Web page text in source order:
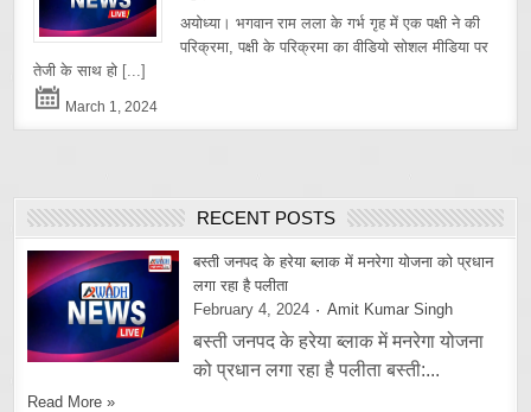
अयोध्या। भगवान राम लला के गर्भ गृह में एक पक्षी ने की
परिक्रमा, पक्षी के परिक्रमा का वीडियो सोशल मीडिया पर
तेजी के साथ हो [...]
March 1, 2024
RECENT POSTS
बस्ती जनपद के हरेया ब्लाक में मनरेगा योजना को प्रधान
लगा रहा है पलीता
February 4, 2024
Amit Kumar Singh
बस्ती जनपद के हरेया ब्लाक में मनरेगा योजना
को प्रधान लगा रहा है पलीता बस्ती:...
Read More »